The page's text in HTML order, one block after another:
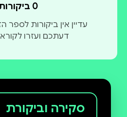
0 ביקורות
עדיין אין ביקורות
דעתכם ועזרו
סקירה וביקורת